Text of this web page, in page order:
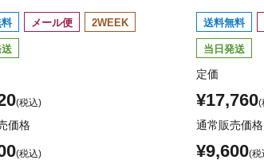
メール便 2WEEK
価格
送料無料
当日発送
定価
¥17,760
通常販売価格
¥9,600